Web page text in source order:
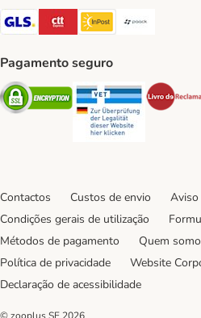
GLS Shipping Method
CTTExpress Shipping
InPost Shipping
Pagamento seguro
Security Security
Contactos Custos de envio
Condições gerais de utilização
Métodos de pagamento
Quem
Política de privacidade
Website
Declaração de acessibilidade